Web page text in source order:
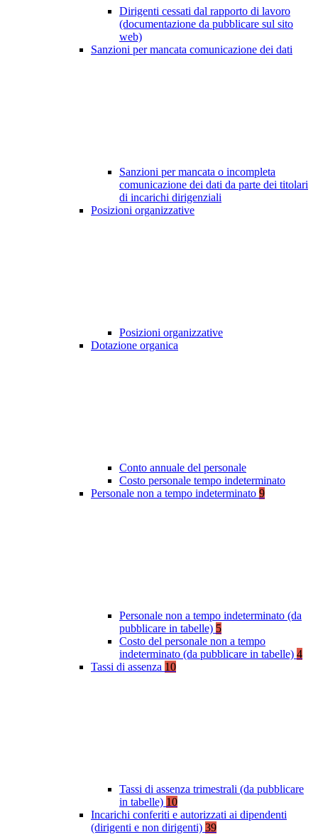
Dirigenti cessati dal rapporto di lavoro
(documentazione da pubblicare sul sito
web)
Sanzioni per mancata comunicazione dei dati
Sanzioni per mancata o incompleta
comunicazione dei dati da parte dei titolari
di incarichi dirigenziali
Posizioni organizzative
Posizioni organizzative
Dotazione organica
Conto annuale del personale
Costo personale tempo indeterminato
Personale non a tempo indeterminato 9
Personale non a tempo indeterminato (da
pubblicare in tabelle) 5
Costo del personale non a tempo
indeterminato (da pubblicare in tabelle) 4
Tassi di assenza 10
Tassi di assenza trimestrali (da pubblicare
in tabelle) 10
Incarichi conferiti e autorizzati ai dipendenti
(dirigenti e non dirigenti) 39